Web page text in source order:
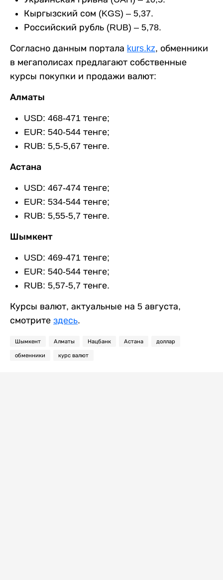
Кыргызский сом (KGS) – 5,37.
Российский рубль (RUB) – 5,78.
Согласно данным портала kurs.kz, обменники
в мегаполисах предлагают собственные
курсы покупки и продажи валют:
Алматы
USD: 468-471 тенге;
EUR: 540-544 тенге;
RUB: 5,5-5,67 тенге.
Астана
USD: 467-474 тенге;
EUR: 534-544 тенге;
RUB: 5,55-5,7 тенге.
Шымкент
USD: 469-471 тенге;
EUR: 540-544 тенге;
RUB: 5,57-5,7 тенге.
Курсы валют, актуальные на 5 августа,
смотрите здесь.
Шымкент Алматы Нацбанк Астана доллар
обменники курс валют